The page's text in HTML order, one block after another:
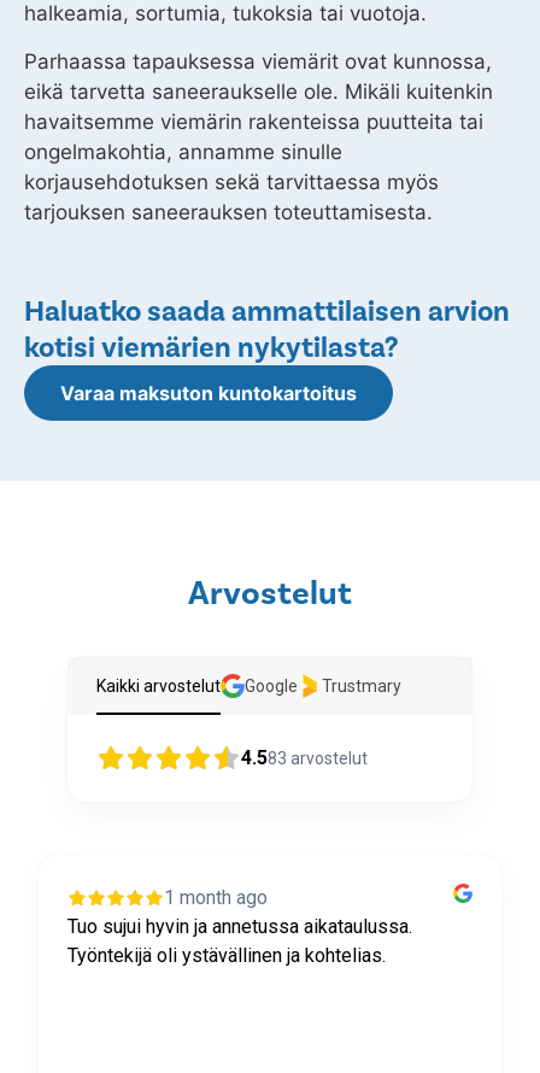
halkeamia, sortumia, tukoksia tai vuotoja.
Parhaassa tapauksessa viemärit ovat kunnossa,
eikä tarvetta saneeraukselle ole. Mikäli kuitenkin
havaitsemme viemärin rakenteissa puutteita tai
ongelmakohtia, annamme sinulle
korjausehdotuksen sekä tarvittaessa myös
tarjouksen saneerauksen toteuttamisesta.
Haluatko saada ammattilaisen arvion
kotisi viemärien nykytilasta?
Varaa maksuton kuntokartoitus
Arvostelut
Kaikki arvostelut Google Trustmary
4.583 arvostelut
1 month ago
Tuo sujui hyvin ja annetussa aikataulussa.
Työntekijä oli ystävällinen ja kohtelias.